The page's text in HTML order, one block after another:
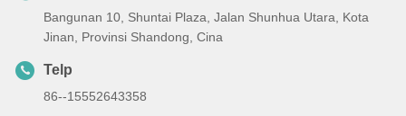
Bangunan 10, Shuntai Plaza, Jalan Shunhua Utara, Kota
Jinan, Provinsi Shandong, Cina
Telp
86--15552643358